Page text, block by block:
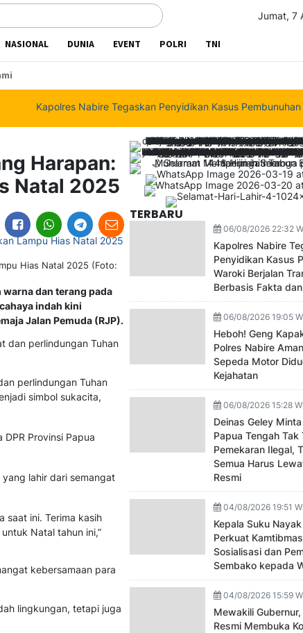
Jumat, 7
NASIONAL DUNIA EVENT POLRI TNI
Nabire Tegaskan Penyidikan Kasus Pembunuhan Waroki
Harapan:
Natal 2025
Hias Natal 2025 (Foto:
dan terang pada
indah kini
Jalan Pemuda (RJP).
perlindungan Tuhan
simbol sukacita,
Provinsi Papua
lahir dari semangat
saat ini. Terima kasih
Natal tahun ini,”
lingkungan, tetapi juga
TERBARU
06/08/2026 22:32
Kapolres Nabire
Penyidikan Kasus
Waroki Berjalan
Berbasis Fakta
06/08/2026 19:05
Heboh! Geng
Polres Nabire
Sepeda Motor
Kejahatan
06/08/2026 15:28
Deinas Geley
Papua Tengah Tak
Pemekaran Ilegal,
Semua Harus
Resmi
04/08/2026 19:51
Kepala Suku
Perkuat
Sosialisasi dan
Sembako kepada
04/08/2026 15:59
Mewakili Gubernur,
Resmi Membuka